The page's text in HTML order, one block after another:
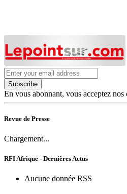
Subscribe
En vous abonnant, vous acceptez
Revue de Presse
Chargement...
RFI Afrique - Dernières Actus
Aucune donnée RSS